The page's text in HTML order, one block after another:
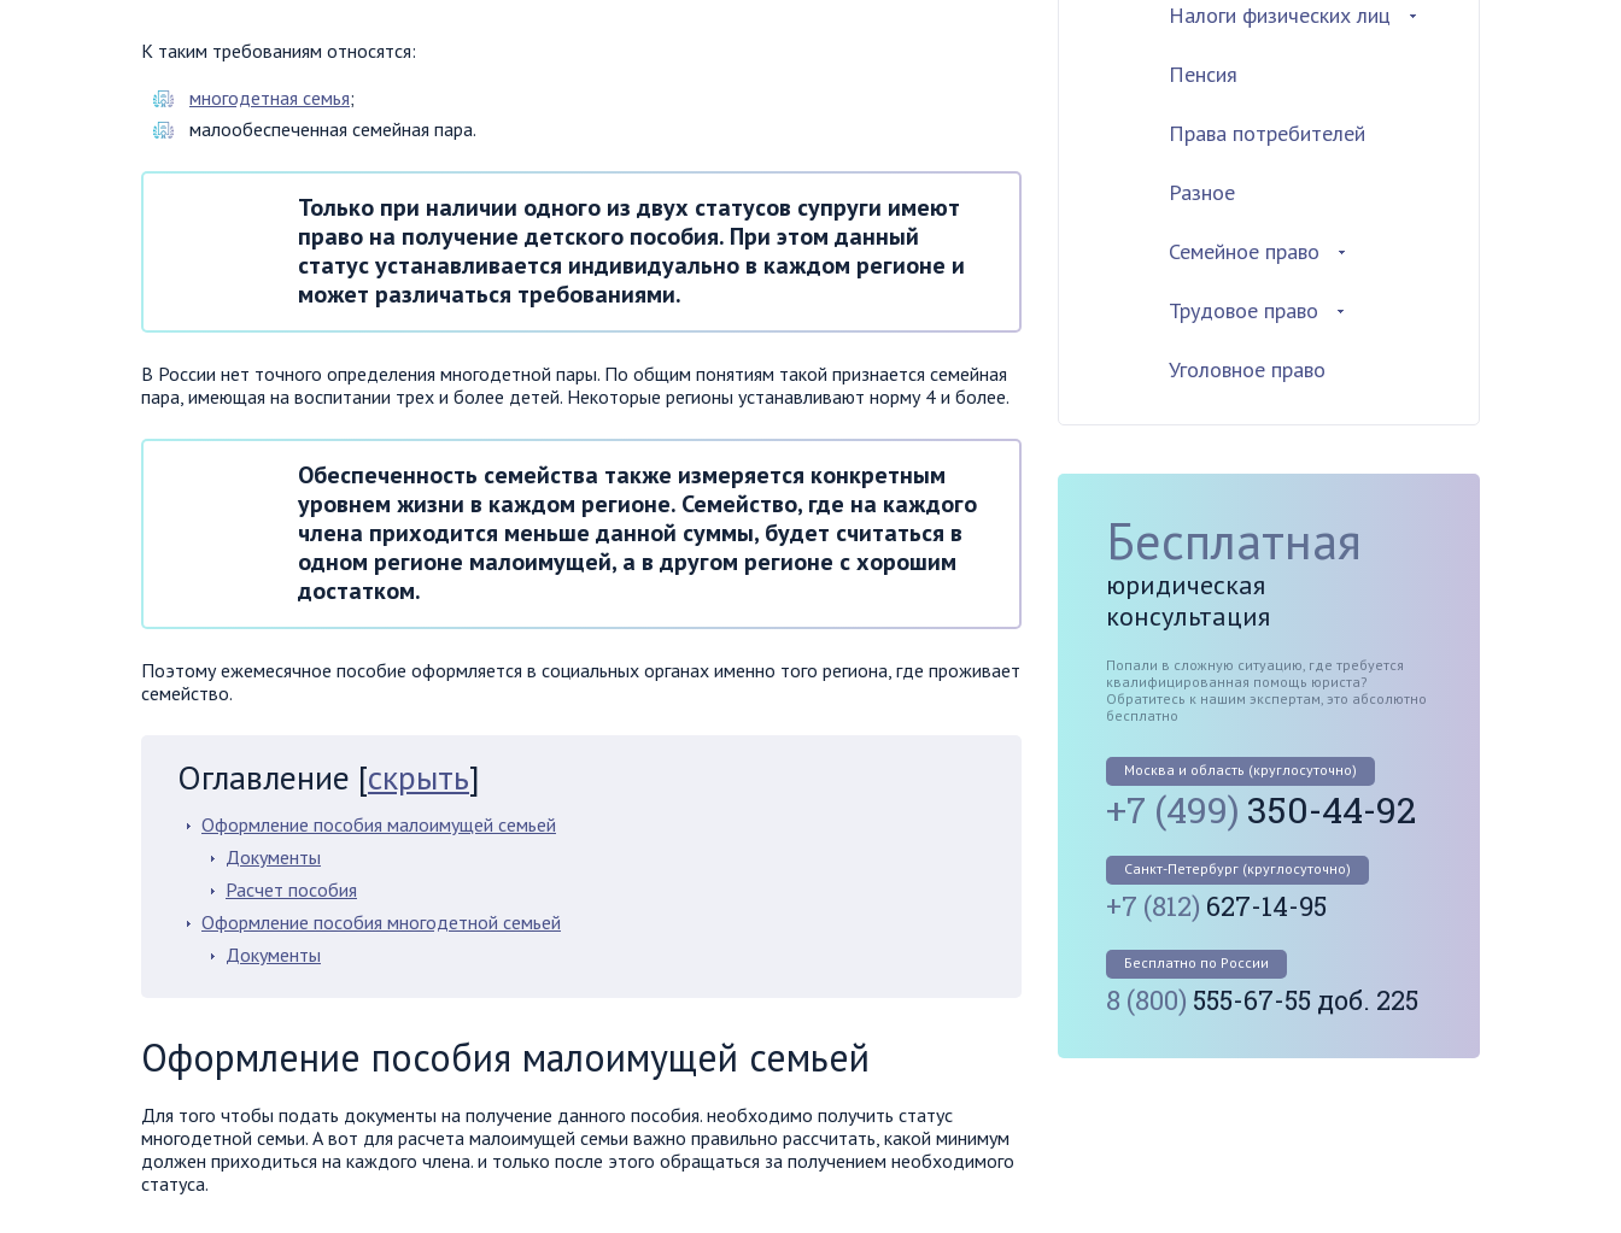
К таким требованиям относятся:
многодетная семья;
малообеспеченная семейная пара.
Только при наличии одного из двух статусов супруги имеют
право на получение детского пособия. При этом данный
статус устанавливается индивидуально в каждом регионе и
может различаться требованиями.
В России нет точного определения многодетной пары. По общим понятиям такой признается семейная
пара, имеющая на воспитании трех и более детей. Некоторые регионы устанавливают норму 4 и более.
Обеспеченность семейства также измеряется конкретным
уровнем жизни в каждом регионе. Семейство, где на каждого
члена приходится меньше данной суммы, будет считаться в
одном регионе малоимущей, а в другом регионе с хорошим
достатком.
Поэтому ежемесячное пособие оформляется в социальных органах именно того региона, где проживает
семейство.
Оглавление [скрыть]
Оформление пособия малоимущей семьей
Документы
Расчет пособия
Оформление пособия многодетной семьей
Документы
Оформление пособия малоимущей семьей
Для того чтобы подать документы на получение данного пособия. необходимо получить статус
многодетной семьи. А вот для расчета малоимущей семьи важно правильно рассчитать, какой минимум
должен приходиться на каждого члена. и только после этого обращаться за получением необходимого
статуса.
Налоги физических лиц
Пенсия
Права потребителей
Разное
Семейное право
Трудовое право
Уголовное право
Бесплатная
юридическая
консультация
Попали в сложную ситуацию, где требуется
квалифицированная помощь юриста?
Обратитесь к нашим экспертам, это абсолютно
бесплатно
Москва и область (круглосуточно)
+7 (499) 350-44-92
Санкт-Петербург (круглосуточно)
+7 (812) 627-14-95
Бесплатно по России
8 (800) 555-67-55 доб. 225